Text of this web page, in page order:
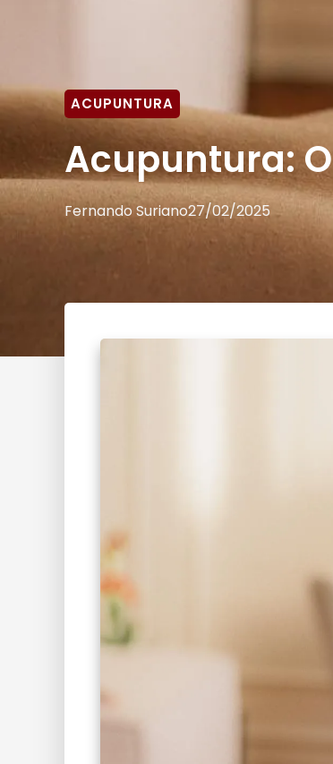
ACUPUNTURA
Acupuntura: O
Fernando Suriano27/02/2025